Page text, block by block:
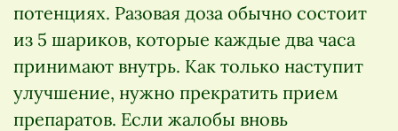
потенциях. Разовая доза обычно состоит
из 5 шариков, которые каждые два часа
принимают внутрь. Как только наступит
улучшение, нужно прекратить прием
препаратов. Если жалобы вновь